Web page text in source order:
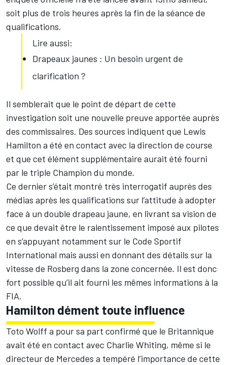
soit plus de trois heures après la fin de la séance de
qualifications.
Lire aussi:
Drapeaux jaunes : Un besoin urgent de
clarification ?
Il semblerait que le point de départ de cette
investigation soit une nouvelle preuve apportée auprès
des commissaires. Des sources indiquent que Lewis
Hamilton a été en contact avec la direction de course
et que cet élément supplémentaire aurait été fourni
par le triple Champion du monde.
Ce dernier s’était montré très interrogatif auprès des
médias après les qualifications sur l’attitude à adopter
face à un double drapeau jaune, en livrant sa vision de
ce que devait être le ralentissement imposé aux pilotes
en s’appuyant notamment sur le Code Sportif
International mais aussi en donnant des détails sur la
vitesse de Rosberg dans la zone concernée. Il est donc
fort possible qu’il ait fourni les mêmes informations à la
FIA.
Hamilton dément toute influence
Toto Wolff a pour sa part confirmé que le Britannique
avait été en contact avec Charlie Whiting, même si le
directeur de Mercedes a tempéré l’importance de cette